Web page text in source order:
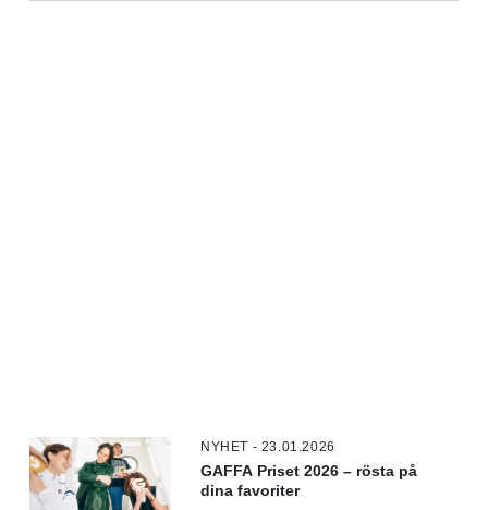
NYHET - 23.01.2026
GAFFA Priset 2026 – rösta på
dina favoriter